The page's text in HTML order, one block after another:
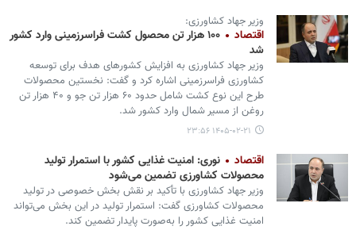
وزیر جهاد کشاورزی:
اقتصاد
۱۰۰ هزار تن محصول کشت فراسرزمینی وارد کشور
شد
وزیر جهاد کشاورزی به افزایش کشورهای هدف برای توسعه
کشاورزی فراسرزمینی اشاره کرد و گفت: نخستین محصولات
طرح این نوع کشت شامل حدود ۶۰ هزار تن جو و ۴۰ هزار تن
روغن از مسیر شمال وارد کشور شد.
۱۴۰۵-۰۲-۲۱ ۲۳:۵۶
اقتصاد
نوری: امنیت غذایی کشور با استمرار تولید
محصولات کشاورزی تضمین می‌شود
وزیر جهاد کشاورزی با تأکید بر نقش بخش خصوصی در تولید
محصولات کشاورزی گفت: استمرار تولید در این بخش می‌تواند
امنیت غذایی کشور را به‌صورت پایدار تضمین کند.